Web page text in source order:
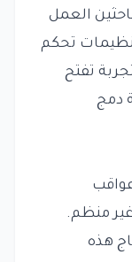
العمل
تحكم
تفتح
دمج
منظم.
هذه